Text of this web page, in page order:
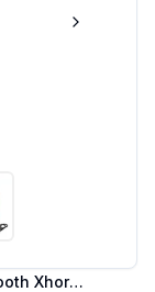
Dispositivo Bluetooth Xhorse VVDI Key Tool Max com VVDI MINI OBD Tool V2 + Cabo de renovação grátis